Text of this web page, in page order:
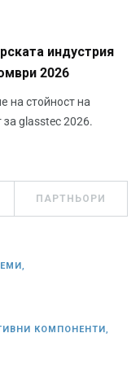
индустрия
2026
на стойност на
за glasstec 2026.
ПАРТНЬОРИ
КОМПОНЕНТИ,